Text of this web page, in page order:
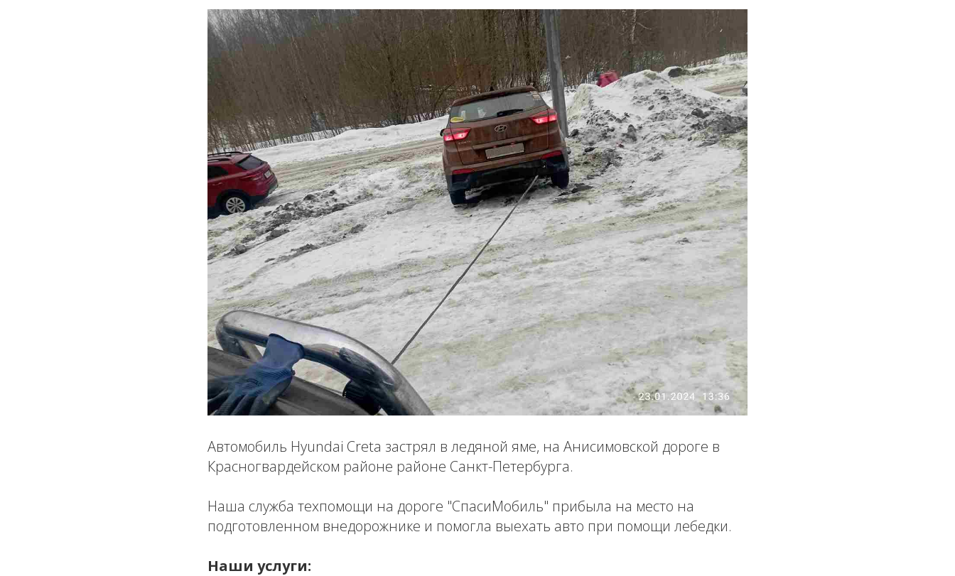
Автомобиль Hyundai Creta застрял в ледяной яме, на Анисимовской дороге в
Красногвардейском районе районе Санкт-Петербурга.
Наша служба техпомощи на дороге "СпасиМобиль" прибыла на место на
подготовленном внедорожнике и помогла выехать авто при помощи лебедки.
Наши услуги: